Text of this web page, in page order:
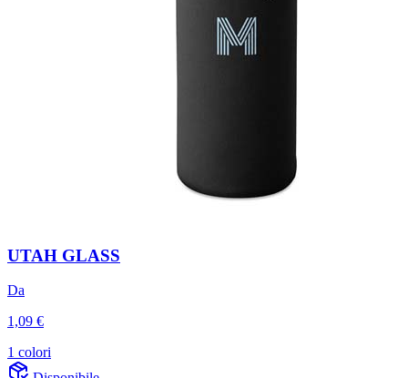
UTAH GLASS
Da
1,09 €
1 colori